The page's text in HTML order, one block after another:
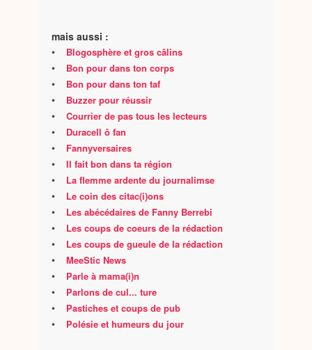
mais aussi :
• Blogosphère et gros câlins
• Bon pour dans ton corps
• Bon pour dans ton taf
• Buzzer pour réussir
• Courrier de pas tous les lecteurs
• Duracell ô fan
• Fannyversaires
• Il fait bon dans ta région
• La flemme ardente du journalimse
• Le coin des citac(i)ons
• Les abécédaires de Fanny Berrebi
• Les coups de coeurs de la rédaction
• Les coups de gueule de la rédaction
• MeeStic News
• Parle à mama(i)n
• Parlons de cul... ture
• Pastiches et coups de pub
• Polésie et humeurs du jour